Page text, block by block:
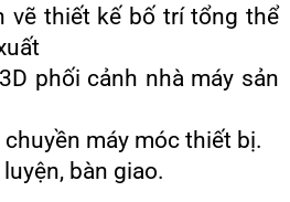
vẽ thiết kế bố trí tổng thể
phối cảnh nhà máy sản
chuyền máy móc thiết bị.
bàn giao.